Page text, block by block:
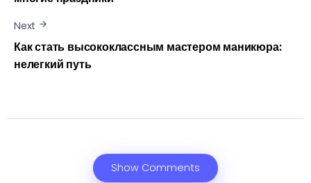
Next
Как стать высококлассным мастером маникюра:
нелегкий путь
Show Comments